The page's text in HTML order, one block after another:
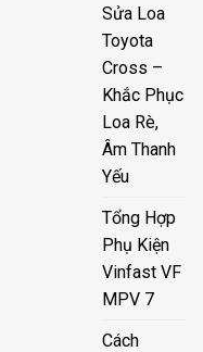
Sửa Loa
Toyota
Cross –
Khắc Phục
Loa Rè,
Âm Thanh
Yếu
Tổng Hợp
Phụ Kiện
Vinfast VF
MPV 7
Cách